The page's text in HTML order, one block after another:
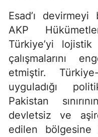
Esad’ı
AKP
Türkiye’yi
çalışmalarını
etmiştir.
uyguladığı
Pakistan
devletsiz ve
edilen bölgesine